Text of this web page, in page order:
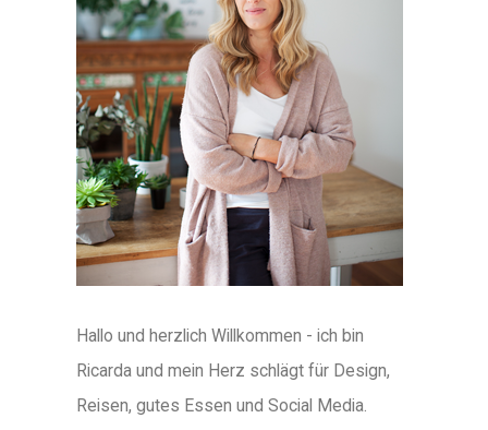
Hallo und herzlich Willkommen - ich bin
Ricarda und mein Herz schlägt für Design,
Reisen, gutes Essen und Social Media.